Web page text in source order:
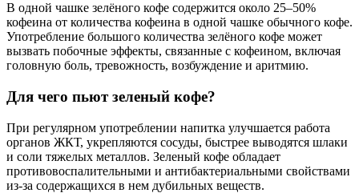
В одной чашке зелёного кофе содержится около 25–50%
кофеина от количества кофеина в одной чашке обычного кофе.
Употребление большого количества зелёного кофе может
вызвать побочные эффекты, связанные с кофеином, включая
головную боль, тревожность, возбуждение и аритмию.
Для чего пьют зеленый кофе?
При регулярном употреблении напитка улучшается работа
органов ЖКТ, укрепляются сосуды, быстрее выводятся шлаки
и соли тяжелых металлов. Зеленый кофе обладает
противовоспалительными и антибактериальными свойствами
из-за содержащихся в нем дубильных веществ.